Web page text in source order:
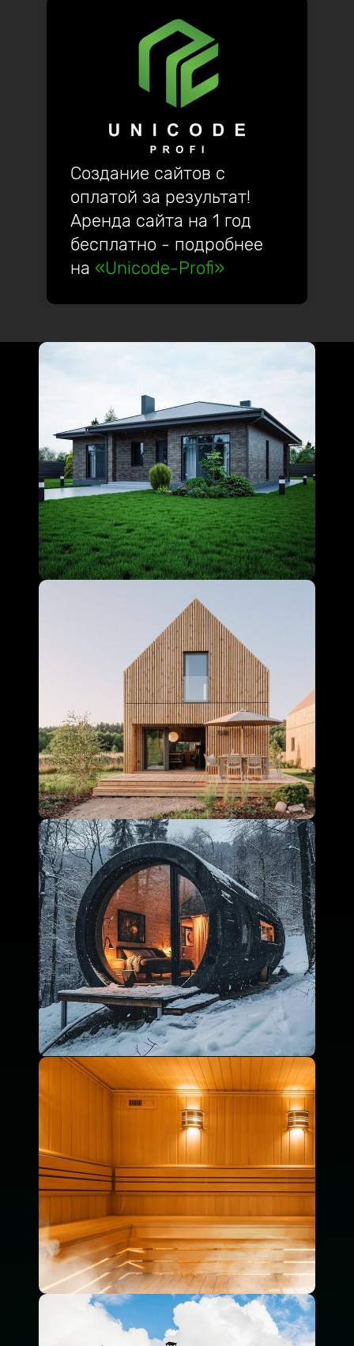
Создание сайтов с
оплатой за результат!
Аренда сайта на 1 год
бесплатно - подробнее
на «Unicode-Profi»